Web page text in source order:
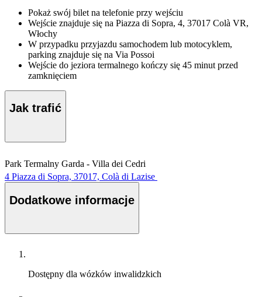
Pokaż swój bilet na telefonie przy wejściu
Wejście znajduje się na Piazza di Sopra, 4, 37017 Colà VR,
Włochy
W przypadku przyjazdu samochodem lub motocyklem,
parking znajduje się na Via Possoi
Wejście do jeziora termalnego kończy się 45 minut przed
zamknięciem
Jak trafić
Park Termalny Garda - Villa dei Cedri
4 Piazza di Sopra, 37017, Colà di Lazise
Dodatkowe informacje
Dostępny dla wózków inwalidzkich